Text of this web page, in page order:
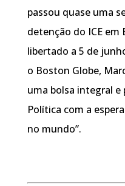
passou quase uma
detenção do ICE
libertado a 5 de
o Boston Globe,
uma bolsa integral e
Política com a
no mundo”.